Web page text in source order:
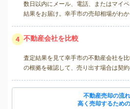
数日以内にメール、電話、またはマイ
結果をお届け。幸手市の売却相場がわか
4 不動産会社を比較
査定結果を見て幸手市の不動産会社を
の根拠を確認して、売り出す場合は契約
不動産売却の流
高く売却するため